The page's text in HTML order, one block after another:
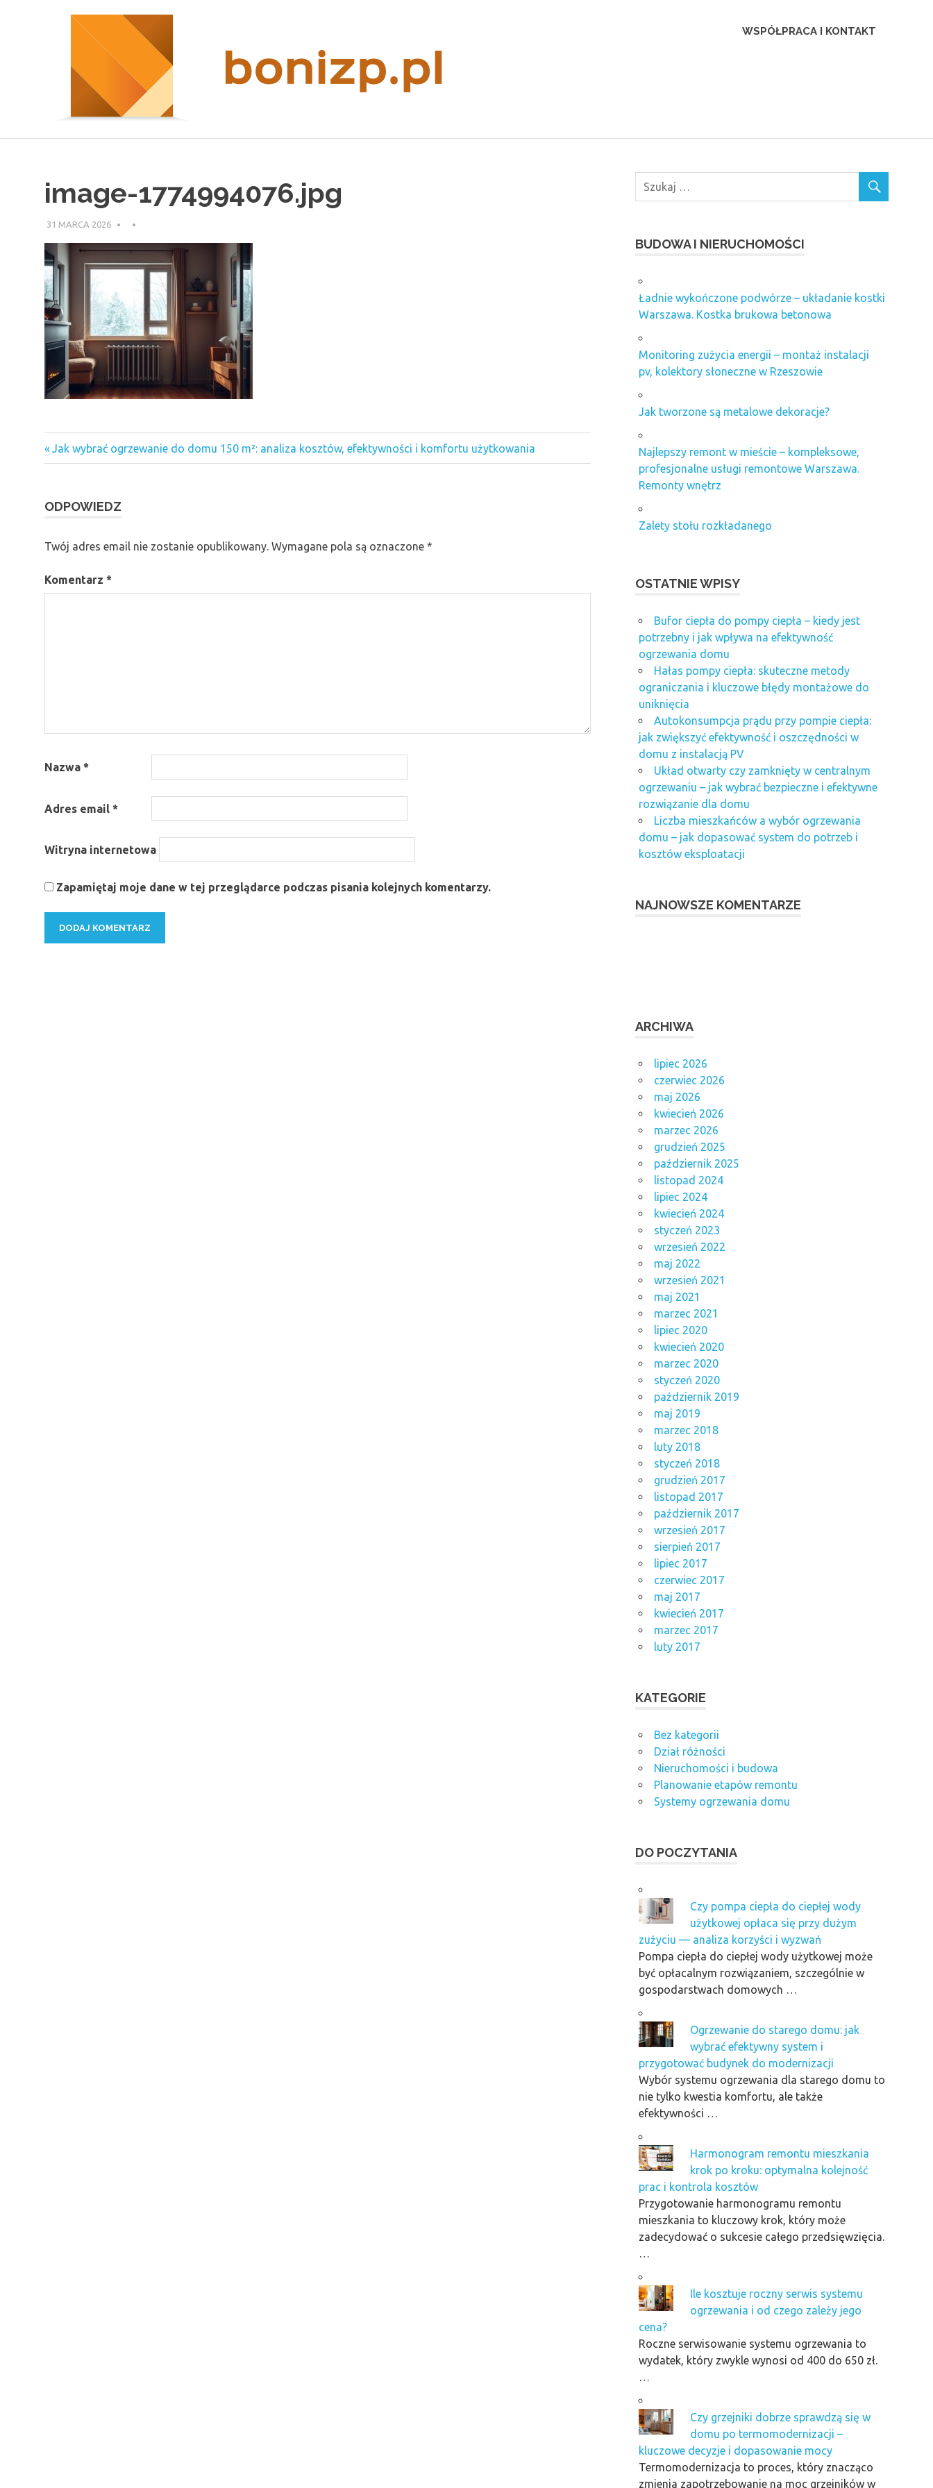
nieruchomości
WSPÓŁPRACA I KONTAKT
image-1774994076.jpg
31 MARCA 2026
Nawigacja
Previous
Post:
Jak wybrać ogrzewanie do domu 150 m²: analiza kosztów, efektywności i komfortu użytkowania
ODPOWIEDZ
Twój adres email nie zostanie opublikowany. Wymagane pola są oznaczone *
Komentarz *
Nazwa *
Adres email *
Witryna internetowa
Zapamiętaj moje dane w tej przeglądarce podczas pisania kolejnych komentarzy.
BUDOWA I NIERUCHOMOŚCI
Ładnie wykończone podwórze – układanie kostki
Warszawa. Kostka brukowa betonowa
Monitoring zużycia energii – montaż instalacji
pv, kolektory słoneczne w Rzeszowie
Jak tworzone są metalowe dekoracje?
Najlepszy remont w mieście – kompleksowe,
profesjonalne usługi remontowe Warszawa.
Remonty wnętrz
Zalety stołu rozkładanego
OSTATNIE WPISY
Bufor ciepła do pompy ciepła – kiedy jest
potrzebny i jak wpływa na efektywność
ogrzewania domu
Hałas pompy ciepła: skuteczne metody
ograniczania i kluczowe błędy montażowe do
uniknięcia
Autokonsumpcja prądu przy pompie ciepła:
jak zwiększyć efektywność i oszczędności w
domu z instalacją PV
Układ otwarty czy zamknięty w centralnym
ogrzewaniu – jak wybrać bezpieczne i efektywne
rozwiązanie dla domu
Liczba mieszkańców a wybór ogrzewania
domu – jak dopasować system do potrzeb i
kosztów eksploatacji
NAJNOWSZE KOMENTARZE
ARCHIWA
lipiec 2026
czerwiec 2026
maj 2026
kwiecień 2026
marzec 2026
grudzień 2025
październik 2025
listopad 2024
lipiec 2024
kwiecień 2024
styczeń 2023
wrzesień 2022
maj 2022
wrzesień 2021
maj 2021
marzec 2021
lipiec 2020
kwiecień 2020
marzec 2020
styczeń 2020
październik 2019
maj 2019
marzec 2018
luty 2018
styczeń 2018
grudzień 2017
listopad 2017
październik 2017
wrzesień 2017
sierpień 2017
lipiec 2017
czerwiec 2017
maj 2017
kwiecień 2017
marzec 2017
luty 2017
KATEGORIE
Bez kategorii
Dział różności
Nieruchomości i budowa
Planowanie etapów remontu
Systemy ogrzewania domu
DO POCZYTANIA
Czy pompa ciepła do ciepłej wody
użytkowej opłaca się przy dużym
zużyciu — analiza korzyści i wyzwań
Pompa ciepła do ciepłej wody użytkowej może
być opłacalnym rozwiązaniem, szczególnie w
gospodarstwach domowych …
Ogrzewanie do starego domu: jak
wybrać efektywny system i
przygotować budynek do modernizacji
Wybór systemu ogrzewania dla starego domu to
nie tylko kwestia komfortu, ale także
efektywności …
Harmonogram remontu mieszkania
krok po kroku: optymalna kolejność
prac i kontrola kosztów
Przygotowanie harmonogramu remontu
mieszkania to kluczowy krok, który może
zadecydować o sukcesie całego przedsięwzięcia.
…
Ile kosztuje roczny serwis systemu
ogrzewania i od czego zależy jego
cena?
Roczne serwisowanie systemu ogrzewania to
wydatek, który zwykle wynosi od 400 do 650 zł.
…
Czy grzejniki dobrze sprawdzą się w
domu po termomodernizacji –
kluczowe decyzje i dopasowanie mocy
Termomodernizacja to proces, który znacząco
zmienia zapotrzebowanie na moc grzejników w